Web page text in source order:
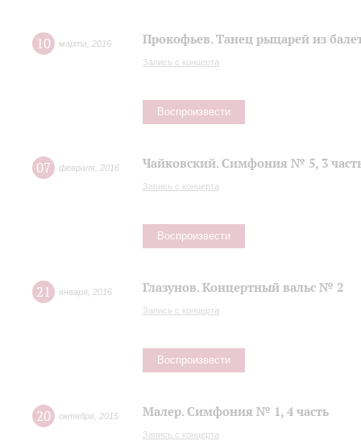
10 марта 2016 Прокофьев. Танец рыцарей из
Запись с концерта
Воспроизвести
07 февраля 2016 Чайковский. Симфония № 5, 3
Запись с концерта
Воспроизвести
21 января 2016 Глазунов. Концертный вальс № 2
Запись с концерта
Воспроизвести
20 октября 2015 Малер. Симфония № 1, 4 часть
Запись с концерта